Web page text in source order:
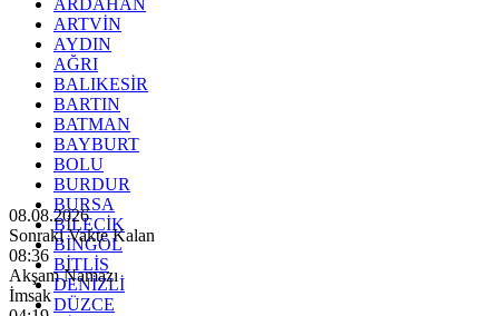
ARDAHAN
ARTVİN
AYDIN
AĞRI
BALIKESİR
BARTIN
BATMAN
BAYBURT
BOLU
BURDUR
BURSA
BİLECİK
BİNGÖL
BİTLİS
DENİZLİ
DÜZCE
08.08.2026
Sonraki Vakte Kalan
08:35
Akşam Namazı
İmsak